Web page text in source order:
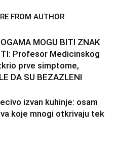
FROM AUTHOR
MOGU BITI ZNAK
Profesor Medicinskog
prve simptome,
DA SU BEZAZLENI
izvan kuhinje: osam
koje mnogi otkrivaju tek